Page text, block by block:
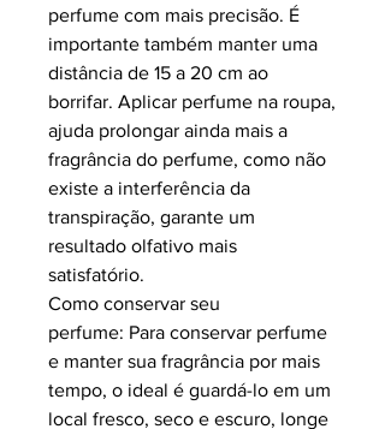
perfume com mais precisão. É
importante também manter uma
distância de 15 a 20 cm ao
borrifar. Aplicar perfume na roupa,
ajuda prolongar ainda mais a
fragrância do perfume, como não
existe a interferência da
transpiração, garante um
resultado olfativo mais
satisfatório.
Como conservar seu
perfume: Para conservar perfume
e manter sua fragrância por mais
tempo, o ideal é guardá-lo em um
local fresco, seco e escuro, longe